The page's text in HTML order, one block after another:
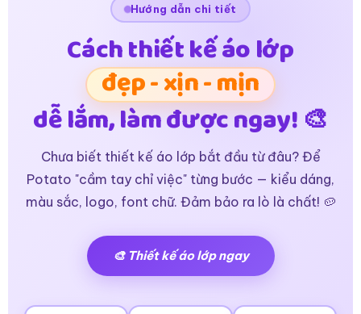
Hướng dẫn chi tiết
Cách thiết kế áo lớp
đẹp - xịn - mịn
dễ lắm, làm được ngay! 🎨
Chưa biết thiết kế áo lớp bắt đầu từ đâu? Để
Potato "cầm tay chỉ việc" từng bước — kiểu dáng,
màu sắc, logo, font chữ. Đảm bảo ra lò là chất! 🥔
🎨 Thiết kế áo lớp ngay